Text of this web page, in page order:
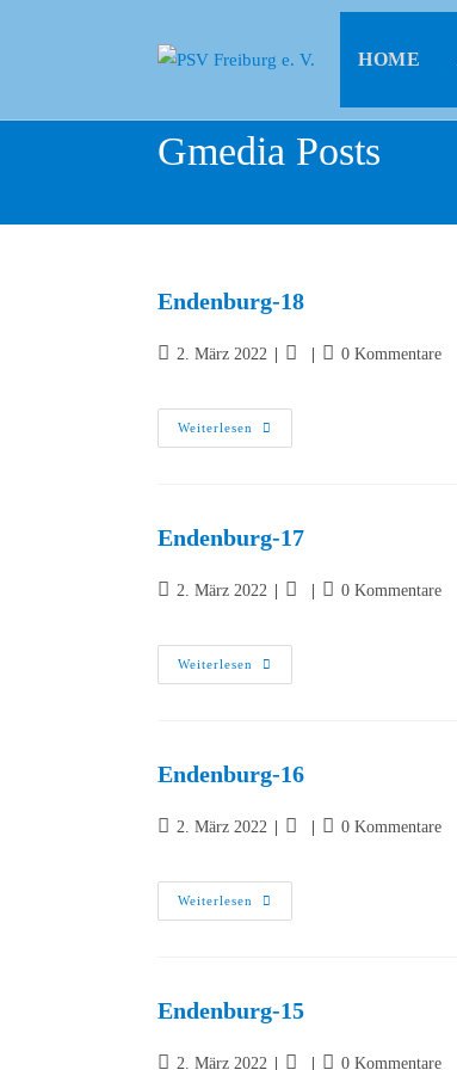
HOME
Gmedia Posts
Endenburg-18
2. März 2022 0 Kommentare
Weiterlesen
Endenburg-17
2. März 2022 0 Kommentare
Weiterlesen
Endenburg-16
2. März 2022 0 Kommentare
Weiterlesen
Endenburg-15
2. März 2022 0 Kommentare